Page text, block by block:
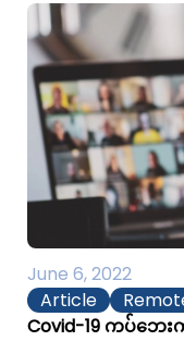
June 6, 2022
Article
Covid-19 ကပ်ဘေ